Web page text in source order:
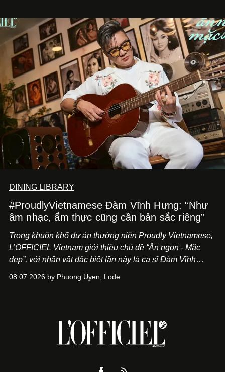
mang đến niềm vui cho thực khách.
DINING LIBRARY
#ProudlyVietnamese Đàm Vĩnh Hưng: “Như
âm nhạc, ẩm thực cũng cần bản sắc riêng”
Trong khuôn khổ dự án thường niên Proudly Vietnamese,
L’OFFICIEL Vietnam giới thiệu chủ đề “Ăn ngon - Mặc
đẹp”, với nhân vật đặc biệt lần này là ca sĩ Đàm Vĩnh
Cà Phê Cà Pháo mang dấu ấn Indochine hoài niệm, thu
08.07.2026 by Phuong Uyen, Lode